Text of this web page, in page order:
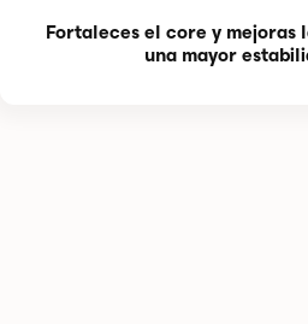
Fortaleces el core y mejoras
una mayor